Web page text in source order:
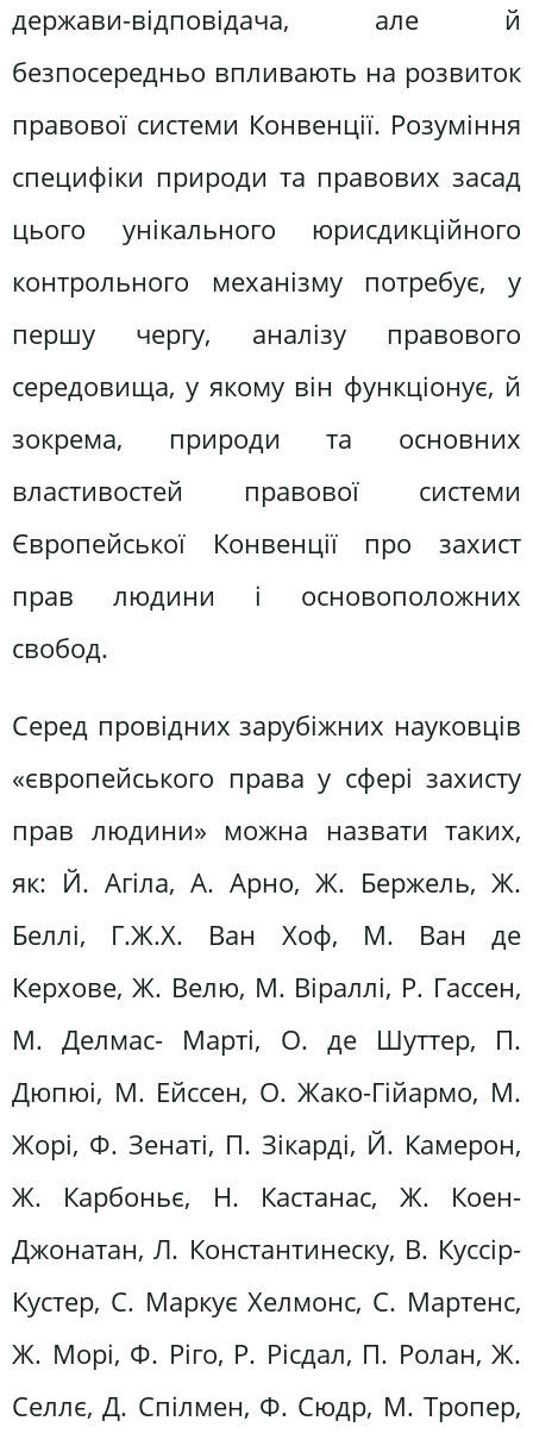
держави-відповідача, але й
безпосередньо впливають на розвиток
правової системи Конвенції. Розуміння
специфіки природи та правових засад
цього унікального юрисдикційного
контрольного механізму потребує, у
першу чергу, аналізу правового
середовища, у якому він функціонує, й
зокрема, природи та основних
властивостей правової системи
Європейської Конвенції про захист
прав людини і основоположних
свобод.
Серед провідних зарубіжних науковців
«європейського права у сфері захисту
прав людини» можна назвати таких,
як: Й. Агіла, А. Арно, Ж. Бержель, Ж.
Беллі, Г.Ж.Х. Ван Хоф, М. Ван де
Керхове, Ж. Велю, М. Віраллі, Р. Гассен,
М. Делмас- Марті, О. де Шуттер, П.
Дюпюі, М. Ейссен, О. Жако-Гійармо, М.
Жорі, Ф. Зенаті, П. Зікарді, Й. Камерон,
Ж. Карбоньє, Н. Кастанас, Ж. Коен-
Джонатан, Л. Константинеску, В. Куссір-
Кустер, С. Маркує Хелмонс, С. Мартенс,
Ж. Морі, Ф. Ріго, Р. Рісдал, П. Ролан, Ж.
Селлє, Д. Спілмен, Ф. Сюдр, М. Тропер,